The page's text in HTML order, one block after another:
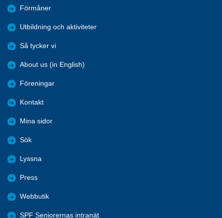
Förmåner
Utbildning och aktiviteter
Så tycker vi
About us (in English)
Föreningar
Kontakt
Mina sidor
Sök
Lyssna
Press
Webbutik
SPF Seniorernas intranät